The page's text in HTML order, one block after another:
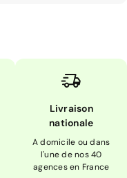
Livraison
nationale
A domicile ou dans
l'une de nos 40
agences en France